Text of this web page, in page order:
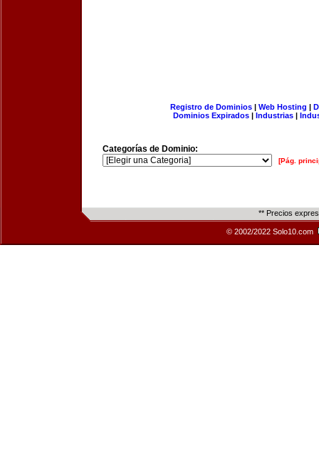
Registro de Dominios| Web Hosting |
Dominios Expirados | Industrias |
Categorías de Dominio:
[Pág.
** Precios
© 2002/2022 Solo10.com